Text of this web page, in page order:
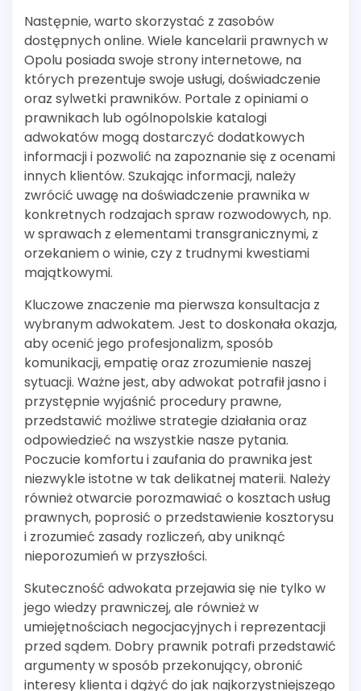
Następnie, warto skorzystać z zasobów
dostępnych online. Wiele kancelarii prawnych w
Opolu posiada swoje strony internetowe, na
których prezentuje swoje usługi, doświadczenie
oraz sylwetki prawników. Portale z opiniami o
prawnikach lub ogólnopolskie katalogi
adwokatów mogą dostarczyć dodatkowych
informacji i pozwolić na zapoznanie się z ocenami
innych klientów. Szukając informacji, należy
zwrócić uwagę na doświadczenie prawnika w
konkretnych rodzajach spraw rozwodowych, np.
w sprawach z elementami transgranicznymi, z
orzekaniem o winie, czy z trudnymi kwestiami
majątkowymi.
Kluczowe znaczenie ma pierwsza konsultacja z
wybranym adwokatem. Jest to doskonała okazja,
aby ocenić jego profesjonalizm, sposób
komunikacji, empatię oraz zrozumienie naszej
sytuacji. Ważne jest, aby adwokat potrafił jasno i
przystępnie wyjaśnić procedury prawne,
przedstawić możliwe strategie działania oraz
odpowiedzieć na wszystkie nasze pytania.
Poczucie komfortu i zaufania do prawnika jest
niezwykle istotne w tak delikatnej materii. Należy
również otwarcie porozmawiać o kosztach usług
prawnych, poprosić o przedstawienie kosztorysu
i zrozumieć zasady rozliczeń, aby uniknąć
nieporozumień w przyszłości.
Skuteczność adwokata przejawia się nie tylko w
jego wiedzy prawniczej, ale również w
umiejętnościach negocjacyjnych i reprezentacji
przed sądem. Dobry prawnik potrafi przedstawić
argumenty w sposób przekonujący, obronić
interesy klienta i dążyć do jak najkorzystniejszego